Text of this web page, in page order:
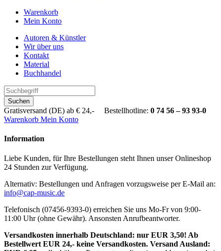
Warenkorb
Mein Konto
Autoren & Künstler
Wir über uns
Kontakt
Material
Buchhandel
Suchen
Gratisversand (DE) ab € 24,- Bestellhotline: 0 74 56 – 93 93-0
Warenkorb Mein Konto
Information
Liebe Kunden, für Ihre Bestellungen steht Ihnen unser Onlineshop
24 Stunden zur Verfügung.
Alternativ: Bestellungen und Anfragen vorzugsweise per E-Mail an:
info@cap-music.de
Telefonisch (07456-9393-0) erreichen Sie uns Mo-Fr von 9:00-
11:00 Uhr (ohne Gewähr). Ansonsten Anrufbeantworter.
Versandkosten innerhalb Deutschland: nur EUR 3,50! Ab
Bestellwert EUR 24,- keine Versandkosten. Versand Ausland: